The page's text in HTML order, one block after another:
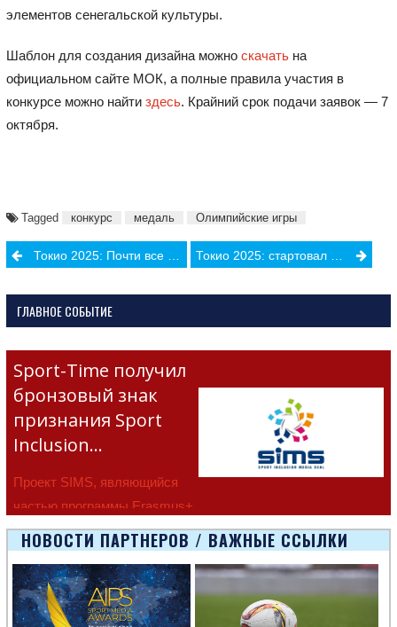
элементов сенегальской культуры.
Шаблон для создания дизайна можно скачатьна
официальном сайте МОК, а полные правила участия в
конкурсе можно найти здесь. Крайний срок подачи заявок — 7
октября.
Tagged конкурс медаль Олимпийские игры
PostТокио 2025: Почти все участницы чемпионата мира по легкой атлетике уже прошли гендерное тестирование Токио 2025: стартовал Чемпионат мира по лёгкой атлетике
ГЛАВНОЕ СОБЫТИЕ
Sport-Time получил
бронзовый знак
признания Sport
Inclusion…
Проект SIMS, являющийся
частью программы Erasmus+
Европейско
НОВОСТИ ПАРТНЕРОВ / ВАЖНЫЕ ССЫЛКИ